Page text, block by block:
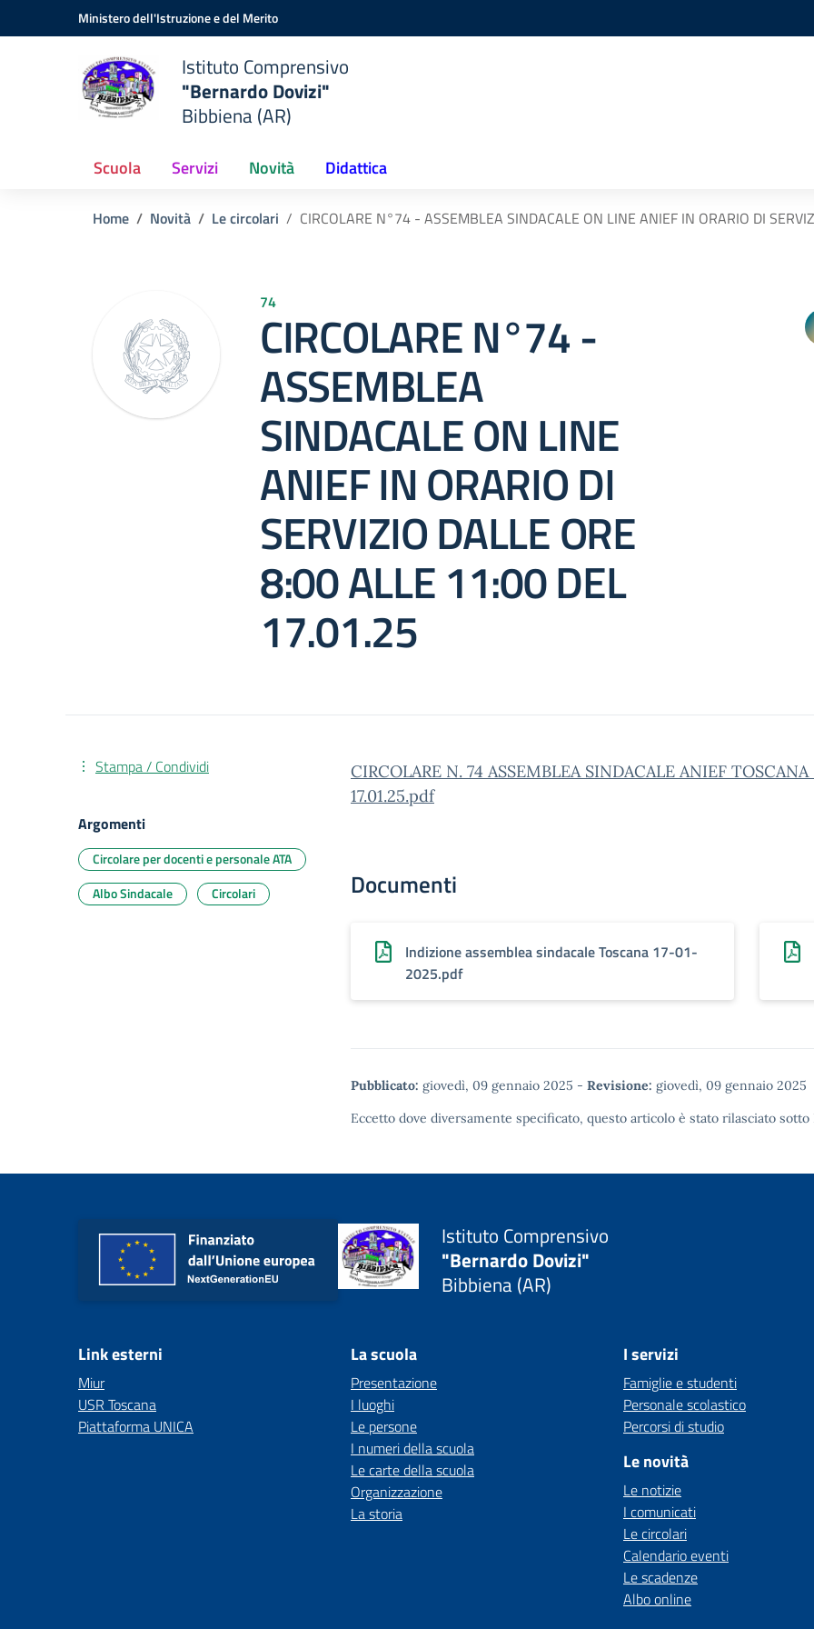
Vai ai contenuti
Vai al menu di navigazioneMinistero dell'Istruzione e del Merito
Istituto Comprensivo
"Bernardo Dovizi"
Bibbiena (AR)
Scuola Servizi Novità Didattica
Home Novità Le circolari CIRCOLARE N°74 - ASSEMBLEA SINDACALE ON LINE ANIEF IN ORARIO DI
74
CIRCOLARE N°74 -
ASSEMBLEA
SINDACALE ON LINE
ANIEF IN ORARIO DI
SERVIZIO DALLE ORE
8:00 ALLE 11:00 DEL
17.01.25
CIRCOLARE N. 74 ASSEMBLEA SINDACALE ANIEF TOSCANA
17.01.25.pdf
Documenti
Indizione assemblea sindacale Toscana 17-01-
2025.pdf
Pubblicato: giovedì, 09 gennaio 2025 - Revisione: giovedì, 09 gennaio 2025
Eccetto dove diversamente specificato, questo articolo è stato rilasciato sotto
Stampa / Condividi
Argomenti
Circolare per docenti e personale ATA
Albo Sindacale
Circolari
Istituto Comprensivo
"Bernardo Dovizi"
Bibbiena (AR)
Link esterni
Miur
USR Toscana
Piattaforma UNICA
La scuola
Presentazione
I luoghi
Le persone
I numeri della scuola
Le carte della scuola
Organizzazione
La storia
I servizi
Famiglie e studenti
Personale scolastico
Percorsi di studio
Le novità
Le notizie
I comunicati
Le circolari
Calendario eventi
Le scadenze
Albo online